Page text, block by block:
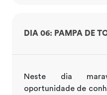
DIA 06: PAMPA DE
Neste dia
oportunidade de